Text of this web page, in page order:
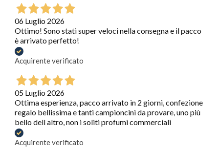
06 Luglio 2026
Ottimo! Sono stati super veloci nella consegna e il pacco
è arrivato perfetto!
Acquirente verificato
05 Luglio 2026
Ottima esperienza, pacco arrivato in 2 giorni, confezione
regalo bellissima e tanti campioncini da provare, uno più
bello dell altro, non i soliti profumi commerciali
Acquirente verificato